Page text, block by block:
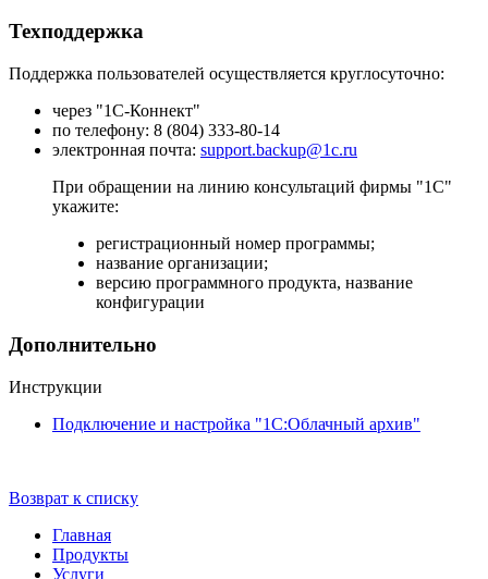
Техподдержка
Поддержка пользователей осуществляется круглосуточно:
через "1С-Коннект"
по телефону: 8 (804) 333-80-14
электронная почта: support.backup@1c.ru
При обращении на линию консультаций фирмы "1С"
укажите:
регистрационный номер программы;
название организации;
версию программного продукта, название
конфигурации
Дополнительно
Инструкции
Подключение и настройка "1С:Облачный архив"
Возврат к списку
Главная
Продукты
Услуги